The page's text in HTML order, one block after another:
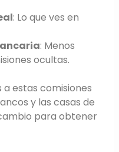
: Lo que ves en
: Menos
ocultas.
estas comisiones
y las casas de
para obtener